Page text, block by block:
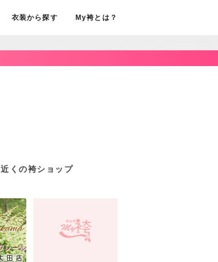
衣装から探す My袴とは？
近くの袴ショップ